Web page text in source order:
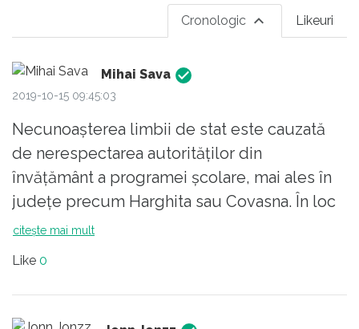
Likeuri
Cronologic
Mihai Sava
2019-10-15 09:45:03
Necunoașterea limbii de stat este cauzată
de nerespectarea autorităților din
învățământ a programei școlare, mai ales în
județe precum Harghita sau Covasna. În loc
să fie angajați profesori de limba română în
citește mai mult
Like 0